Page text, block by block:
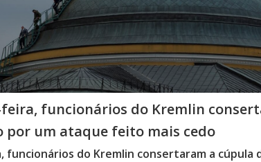
funcionários do Kremlin
por um ataque feito mais cedo
funcionários do Kremlin consertaram a